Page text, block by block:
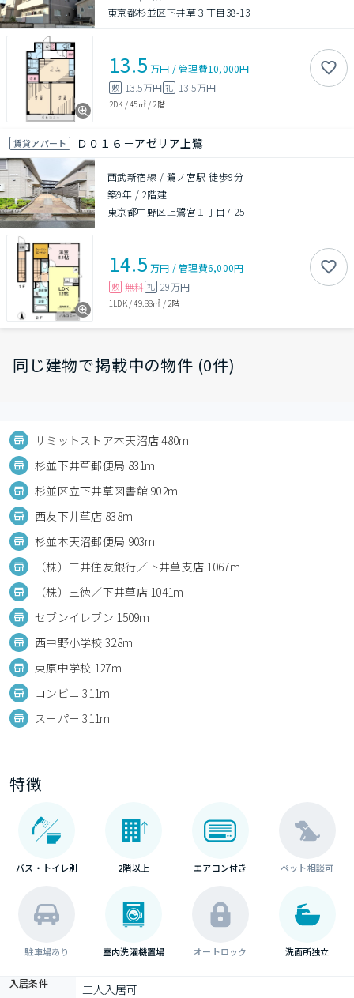
東京都杉並区下井草３丁目38-13
13.5 万円 /管理費10,000円
敷 13.5万円 礼 13.5万円
2DK /45㎡/ 2階
賃貸アパート Ｄ０１６－アゼリア上鷺
西武新宿線 / 鷺ノ宮駅 徒歩9分
築9年 / 2階建
東京都中野区上鷺宮１丁目7-25
14.5 万円 /管理費6,000円
敷 無料 礼 29万円
1LDK/49.88㎡ / 2階
同じ建物で掲載中の物件 (0件)
サミットストア本天沼店 480m
杉並下井草郵便局 831m
杉並区立下井草図書館 902m
西友下井草店 838m
杉並本天沼郵便局 903m
（株）三井住友銀行／下井草支店 1067m
（株）三徳／下井草店 1041m
セブンイレブン 1509m
西中野小学校 328m
東原中学校 127m
コンビニ 311m
スーパー 311m
特徴
バス・トイレ別 2階以上 エアコン付き ペット相談可
駐車場あり 室内洗濯機置場 オートロック 洗面所独立
入居条件 二人入居可